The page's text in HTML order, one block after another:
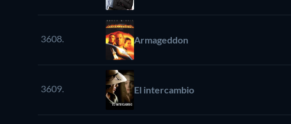
3608. Armageddon
3609. El intercambio